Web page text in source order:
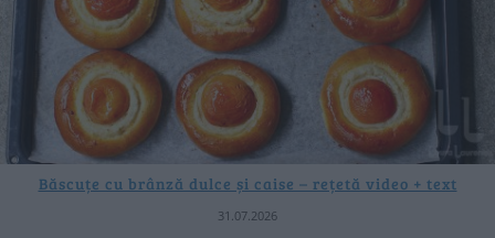
Băscuțe cu brânză dulce și caise – rețetă video + text
31.07.2026